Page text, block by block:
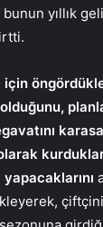
yıllık
için